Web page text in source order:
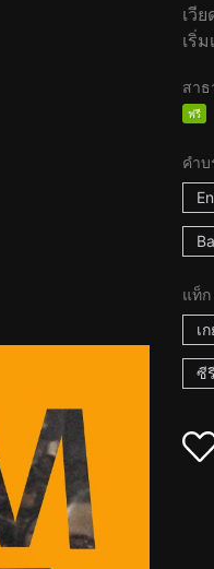
เวี
เริ่ม
สา
ฟรี
คำบ
แท็ก
เ
ซี